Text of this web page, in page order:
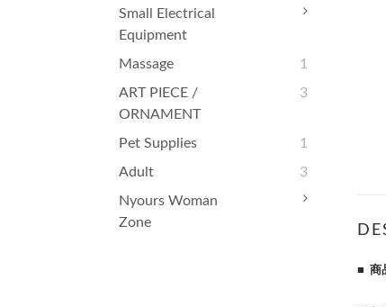
Small Electrical
Equipment
Massage
1
ART PIECE /
ORNAMENT
3
Pet Supplies
1
Adult
3
Nyours Woman
Zone
■ 商